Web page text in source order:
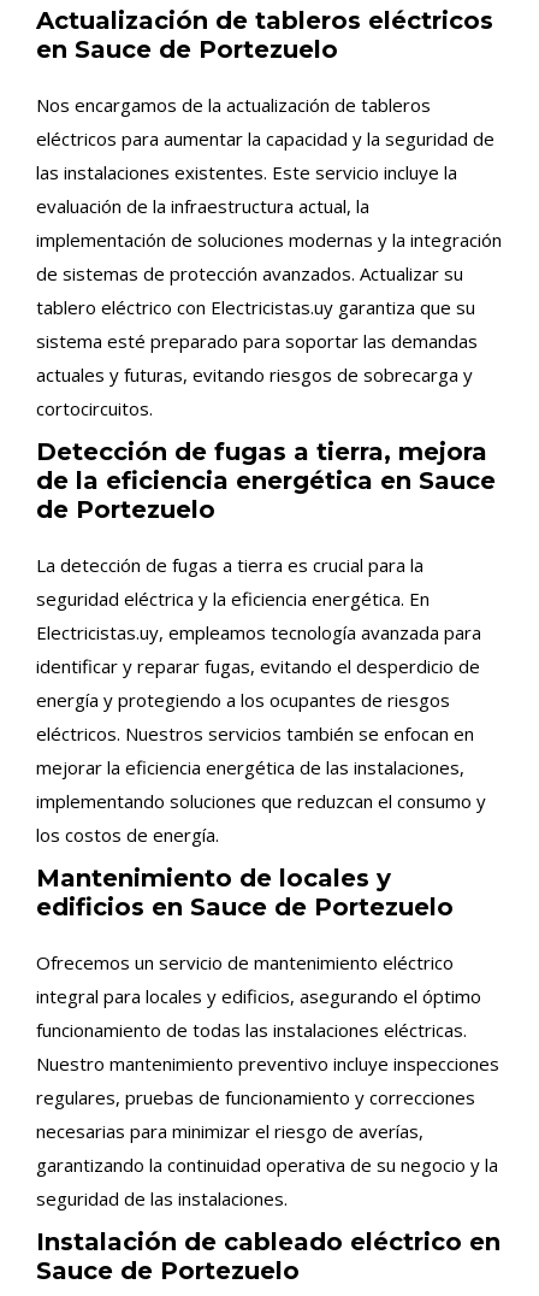
Actualización de tableros eléctricos
en Sauce de Portezuelo
Nos encargamos de la actualización de tableros
eléctricos para aumentar la capacidad y la seguridad de
las instalaciones existentes. Este servicio incluye la
evaluación de la infraestructura actual, la
implementación de soluciones modernas y la integración
de sistemas de protección avanzados. Actualizar su
tablero eléctrico con Electricistas.uy garantiza que su
sistema esté preparado para soportar las demandas
actuales y futuras, evitando riesgos de sobrecarga y
cortocircuitos.
Detección de fugas a tierra, mejora
de la eficiencia energética en Sauce
de Portezuelo
La detección de fugas a tierra es crucial para la
seguridad eléctrica y la eficiencia energética. En
Electricistas.uy, empleamos tecnología avanzada para
identificar y reparar fugas, evitando el desperdicio de
energía y protegiendo a los ocupantes de riesgos
eléctricos. Nuestros servicios también se enfocan en
mejorar la eficiencia energética de las instalaciones,
implementando soluciones que reduzcan el consumo y
los costos de energía.
Mantenimiento de locales y
edificios en Sauce de Portezuelo
Ofrecemos un servicio de mantenimiento eléctrico
integral para locales y edificios, asegurando el óptimo
funcionamiento de todas las instalaciones eléctricas.
Nuestro mantenimiento preventivo incluye inspecciones
regulares, pruebas de funcionamiento y correcciones
necesarias para minimizar el riesgo de averías,
garantizando la continuidad operativa de su negocio y la
seguridad de las instalaciones.
Instalación de cableado eléctrico en
Sauce de Portezuelo